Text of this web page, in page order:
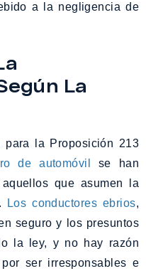
a la negligencia de
La
para la Proposición 213
de automóvil
se han
que asumen la
Los conductores ebrios,
seguro y los presuntos
la ley, y no hay razón
ser irresponsables e